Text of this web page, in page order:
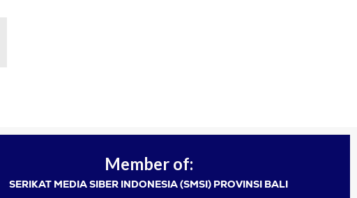
Member of:
SERIKAT MEDIA SIBER INDONESIA (SMSI) PROVINSI BALI